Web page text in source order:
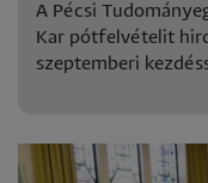
A Pécsi
Kar pótfelvételit
szeptemberi